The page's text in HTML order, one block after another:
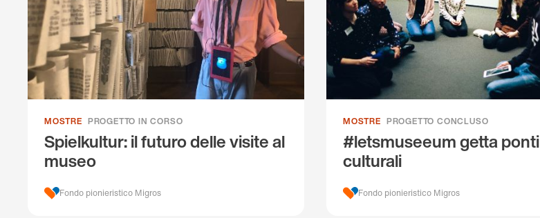
MOSTRE PROGETTO IN CORSO
Spielkultur: il futuro delle visite al
museo
Fondo pionieristico Migros
MOSTRE PROGETTO CONCLUSO
#letsmuseeum getta ponti
culturali
Fondo pionieristico Migros